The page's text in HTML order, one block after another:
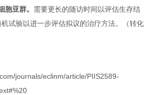
胞亚群。 需要更长的随访时间以评估生存结
试验以进一步评估拟议的治疗方法。
（转化
journals/eclinm/article/PIIS2589-